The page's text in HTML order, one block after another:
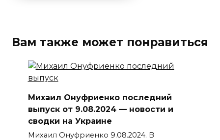
Вам также может понравиться
Михаил Онуфриенко последний
выпуск от 9.08.2024 — новости и
сводки на Украине
Михаил Онуфриенко 9.08.2024. В